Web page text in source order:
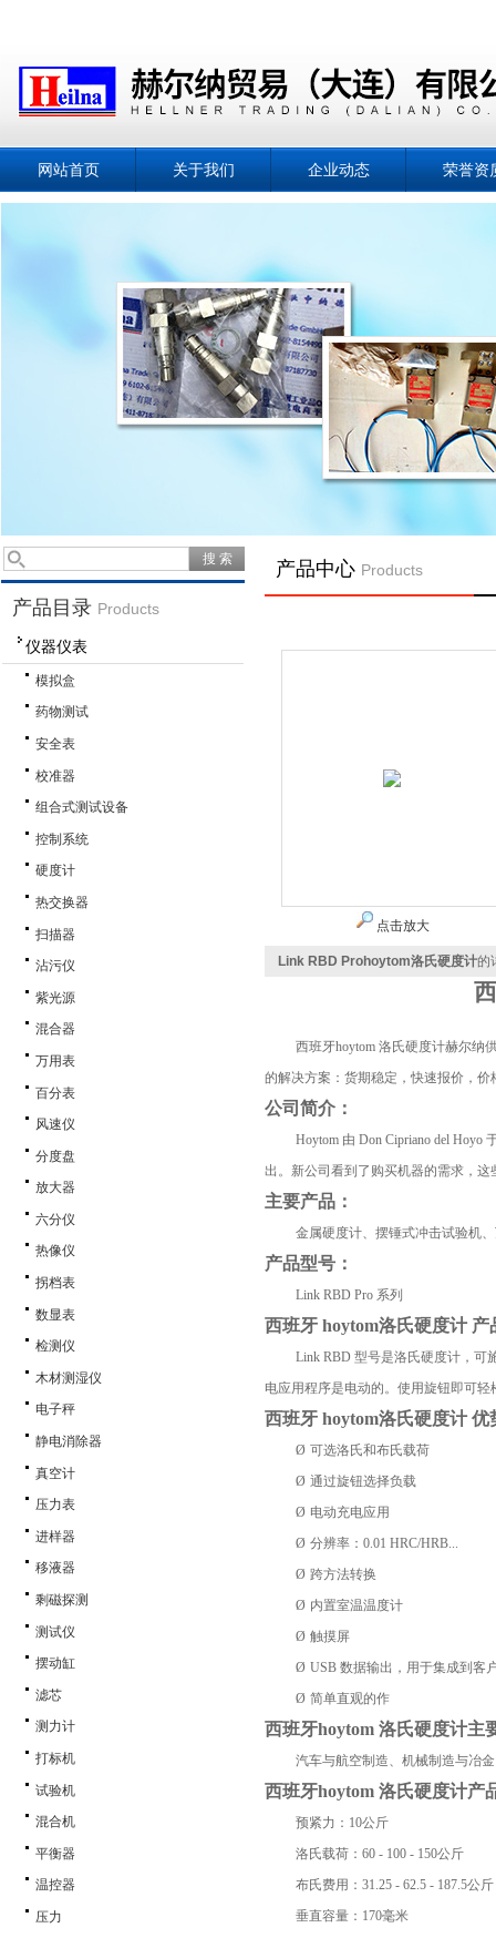
网站首页 关于我们 企业动态 荣誉资
产品目录 Products
仪器仪表
模拟盒
药物测试
安全表
校准器
组合式测试设备
控制系统
硬度计
热交换器
扫描器
沾污仪
紫光源
混合器
万用表
百分表
风速仪
分度盘
放大器
六分仪
热像仪
拐档表
数显表
检测仪
木材测湿仪
电子秤
静电消除器
真空计
压力表
进样器
移液器
剩磁探测
测试仪
摆动缸
滤芯
测力计
打标机
试验机
混合机
平衡器
温控器
压力
产品中心 Products
点击放大
Link RBD Prohoytom洛氏硬度计的
西班牙hoytom 洛氏硬度计赫尔纳
的解决方案：货期稳定，快速报价，价
公司简介：
Hoytom 由 Don Cipriano del Hoyo
出。新公司看到了购买机器的需求，
主要产品：
金属硬度计、‌摆锤式冲击试验机
产品型号：
Link RBD Pro 系列
西班牙 hoytom洛氏硬度计 产
Link RBD 型号是洛氏硬度计，可
电应用程序是电动的。使用旋钮即可
西班牙 hoytom洛氏硬度计 优
Ø 可选洛氏和布氏载荷
Ø 通过旋钮选择负载
Ø 电动充电应用
Ø 分辨率： 0.01 HRC/HRB...
Ø 跨方法转换
Ø 内置室温温度计
Ø 触摸屏
Ø USB 数据输出，用于集成到客
Ø 简单直观的作
西班牙hoytom 洛氏硬度计主
汽车与航空制造、机械制造与冶
西班牙hoytom 洛氏硬度计产
预紧力： 10公斤
洛氏载荷： 60 - 100 - 150公斤
布氏费用： 31.25 - 62.5 - 187.5公斤
垂直容量： 170毫米